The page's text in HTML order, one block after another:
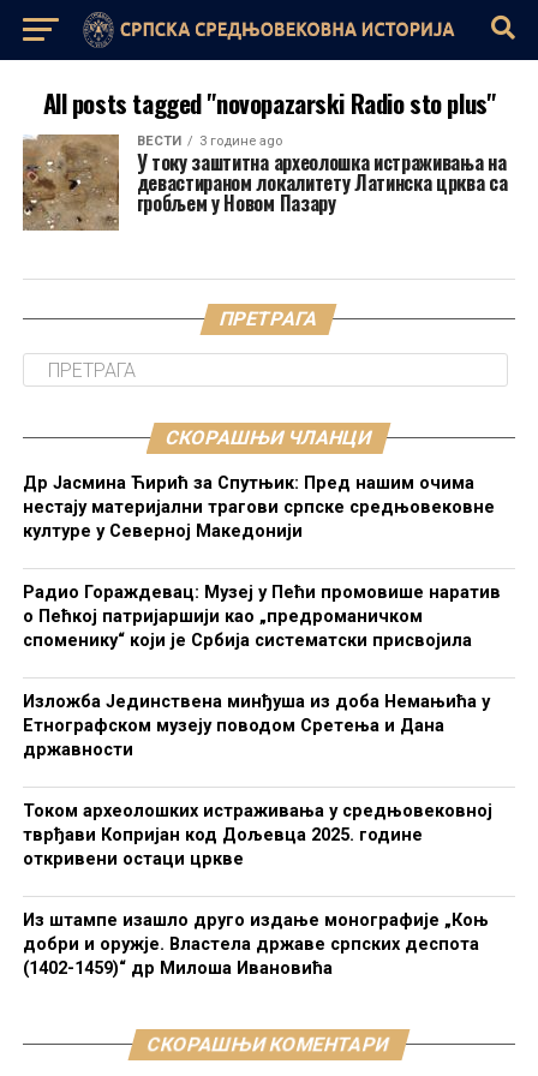
All posts tagged "novopazarski Radio sto plus"
ВЕСТИ 3 године ago
У току заштитна археолошка истраживања на
девастираном локалитету Латинска црква са
гробљем у Новом Пазару
ПРЕТРАГА
СКОРАШЊИ ЧЛАНЦИ
Др Јасмина Ћирић за Спутњик: Пред нашим очима
нестају материјални трагови српске средњовековне
културе у Северној Македонији
Радио Гораждевац: Музеј у Пећи промовише наратив
о Пећкој патријаршији као „предроманичком
споменику“ који је Србија систематски присвојила
Изложба Јединствена минђуша из доба Немањића у
Етнографском музеју поводом Сретења и Дана
државности
Током археолошких истраживања у средњовековној
тврђави Копријан код Дољевца 2025. године
откривени остаци цркве
Из штампе изашло друго издање монографије „Коњ
добри и оружје. Властела државе српских деспота
(1402-1459)“ др Милоша Ивановића
СКОРАШЊИ КОМЕНТАРИ